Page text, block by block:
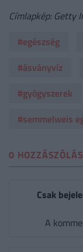
Címlapkép: Getty
#egészség
#ásványvíz
#gyógyszerek
#semmelweis
0 HOZZÁSZÓLÁS
Csak
A